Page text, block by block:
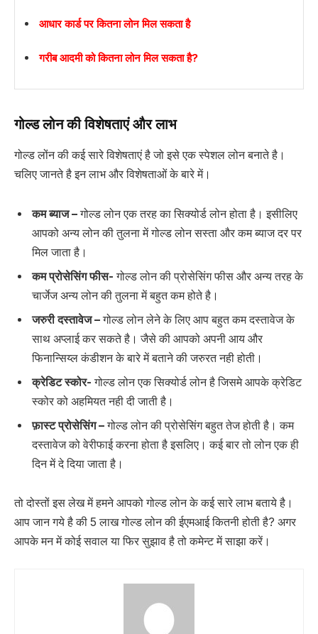
आधार कार्ड पर कितना लोन मिल सकता है
गरीब आदमी को कितना लोन मिल सकता है?
गोल्ड लोन की विशेषताएं और लाभ
गोल्ड लोंन की कई सारे विशेषताएं है जो इसे एक स्पेशल लोन बनाते है।
चलिए जानते है इन लाभ और विशेषताओं के बारे में।
कम ब्याज –गोल्ड लोन एक तरह का सिक्योर्ड लोन होता है। इसीलिए
आपको अन्य लोन की तुलना में गोल्ड लोन सस्ता और कम ब्याज दर पर
मिल जाता है।
कम प्रोसेसिंग फीस- गोल्ड लोन की प्रोसेसिंग फीस और अन्य तरह के
चार्जेज अन्य लोन की तुलना में बहुत कम होते है।
जरुरी दस्तावेज –गोल्ड लोन लेने के लिए आप बहुत कम दस्तावेज के
साथ अप्लाई कर सकते है। जैसे की आपको अपनी आय और
फिनान्सिय्ल कंडीशन के बारे में बताने की जरुरत नही होती।
क्रेडिट स्कोर- गोल्ड लोन एक सिक्योर्ड लोन है जिसमे आपके क्रेडिट
स्कोर को अहमियत नही दी जाती है।
फ़ास्ट प्रोसेसिंग –गोल्ड लोन की प्रोसेसिंग बहुत तेज होती है। कम
दस्तावेज को वेरीफाई करना होता है इसलिए। कई बार तो लोन एक ही
दिन में दे दिया जाता है।
तो दोस्तों इस लेख में हमने आपको गोल्ड लोन के कई सारे लाभ बताये है।
आप जान गये है की 5 लाख गोल्ड लोन की ईएमआई कितनी होती है? अगर
आपके मन में कोई सवाल या फिर सुझाव है तो कमेन्ट में साझा करें।